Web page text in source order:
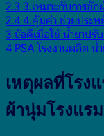
2.3 3.เหมาะกับการซั
2.4 4.คุ้มค่า ช่วยประ
3 ข้อดีเมื่อใช้ น้ำยาปรั
4 PSA โรงงานผลิต น้
เหตุผลที่โรง
ผ้านุ่มโรงแรม